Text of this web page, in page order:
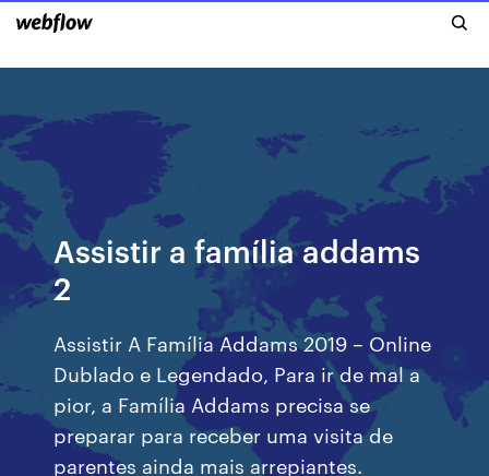
Assistir a família addams
2
Assistir A Família Addams 2019 – Online
Dublado e Legendado, Para ir de mal a
pior, a Família Addams precisa se
preparar para receber uma visita de
parentes ainda mais arrepiantes.